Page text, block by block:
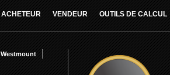
ACHETEUR VENDEUR OUTILS DE CALCUL
Westmount